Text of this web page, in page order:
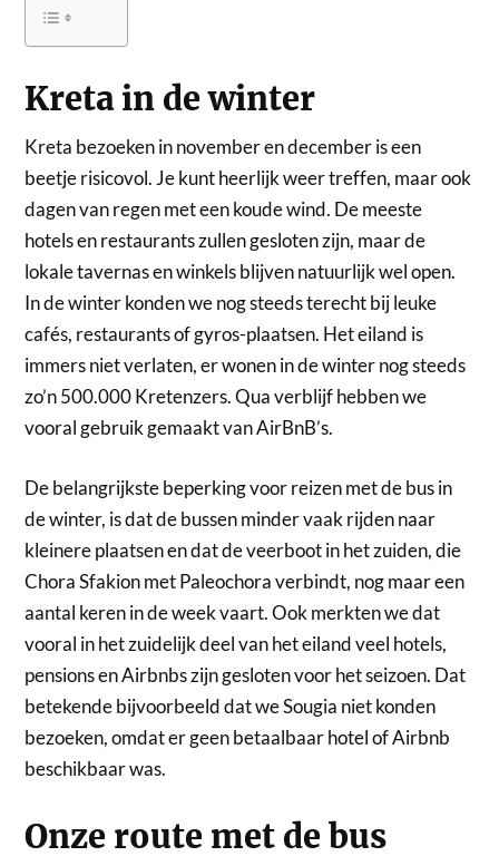
Kreta in de winter
Kreta bezoeken in november en december is een
beetje risicovol. Je kunt heerlijk weer treffen, maar ook
dagen van regen met een koude wind. De meeste
hotels en restaurants zullen gesloten zijn, maar de
lokale tavernas en winkels blijven natuurlijk wel open.
In de winter konden we nog steeds terecht bij leuke
cafés, restaurants of gyros-plaatsen. Het eiland is
immers niet verlaten, er wonen in de winter nog steeds
zo’n 500.000 Kretenzers. Qua verblijf hebben we
vooral gebruik gemaakt van AirBnB’s.
De belangrijkste beperking voor reizen met de bus in
de winter, is dat de bussen minder vaak rijden naar
kleinere plaatsen en dat de veerboot in het zuiden, die
Chora Sfakion met Paleochora verbindt, nog maar een
aantal keren in de week vaart. Ook merkten we dat
vooral in het zuidelijk deel van het eiland veel hotels,
pensions en Airbnbs zijn gesloten voor het seizoen. Dat
betekende bijvoorbeeld dat we Sougia niet konden
bezoeken, omdat er geen betaalbaar hotel of Airbnb
beschikbaar was.
Onze route met de bus